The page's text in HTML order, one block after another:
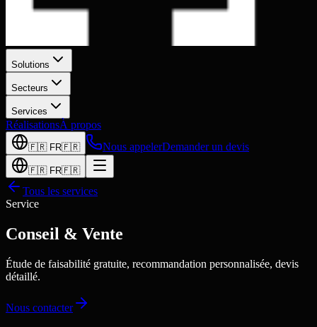
Solutions
Secteurs
Services
RéalisationsÀ propos
🇫🇷 FR🇫🇷 Nous appelerDemander un devis
🇫🇷 FR🇫🇷
Tous les services
Service
Conseil & Vente
Étude de faisabilité gratuite, recommandation personnalisée, devis
détaillé.
Nous contacter